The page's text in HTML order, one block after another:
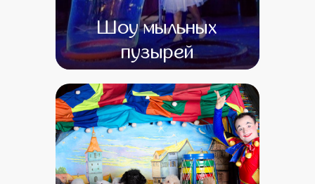
Шоу мыльных
пузырей
от 0 от 0